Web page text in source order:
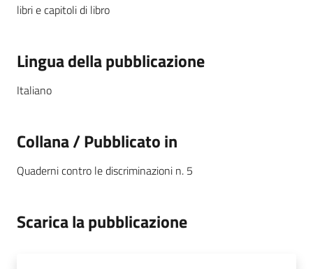
libri e capitoli di libro
Lingua della pubblicazione
Italiano
Collana / Pubblicato in
Quaderni contro le discriminazioni n. 5
Scarica la pubblicazione